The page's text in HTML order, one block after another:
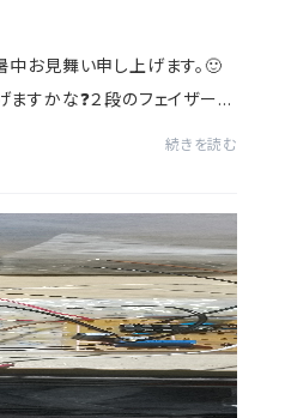
中お見舞い申し上げます。🙂
すかな❓２段のフェイザーも
続きを読む